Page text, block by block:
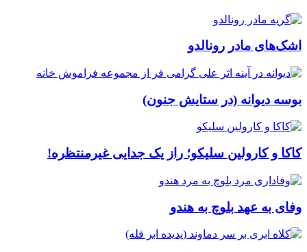
اشک‌های مادر رونالدو
بوسه دیوانه (در ستایش جنون)
کاکا و کارولین سلیکو؛ راز یک جدایی غیرمنتظره!
وفای به عهد بلوچ به هندو